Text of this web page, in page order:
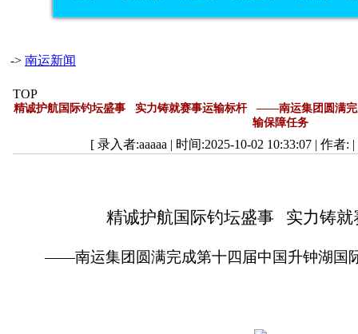
-> 南运新闻
TOP
精诚护航国际钓坛盛事 实力铸就赛事运输标杆 ——南运集团圆满完
输保障任务
[ 录入者:aaaaa | 时间:2025-10-02 10:33:07 | 作者:
精诚护航国际钓坛盛事 实力铸就
——南运集团圆满完成第十四届中国升钟湖国